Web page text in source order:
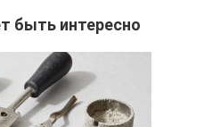
быть интересно